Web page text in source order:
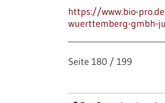
https://www.bio-
wuerttemberg-gmbh-
Seite 180 / 199